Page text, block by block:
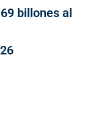
billones al